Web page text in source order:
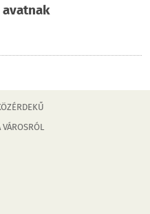
VÁROSRÓL